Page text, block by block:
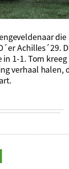
Achilles´29.
in 1-1. Tom
verhaal halen,